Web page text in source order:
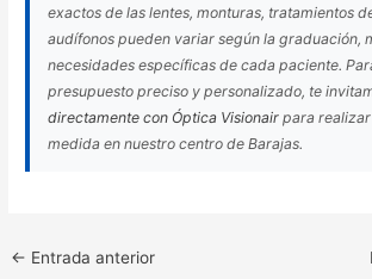
exactos de las lentes, monturas, tratamientos
audífonos pueden variar según la graduación,
necesidades específicas de cada paciente.
presupuesto preciso y personalizado, te
directamente con Óptica Visionair para
medida en nuestro centro de Barajas.
← Entrada anterior